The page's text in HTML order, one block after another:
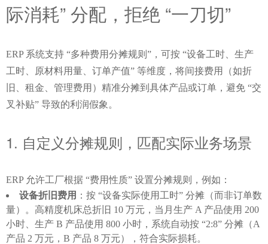
际消耗” 分配，拒绝 “一刀切”
ERP 系统支持 “多种费用分摊规则”，可按 “设备工时、生产
工时、原材料用量、订单产值” 等维度，将间接费用（如折
旧、租金、管理费用）精准分摊到具体产品或订单，避免 “交
叉补贴” 导致的利润假象。
1. 自定义分摊规则，匹配实际业务场景
ERP 允许工厂根据 “费用性质” 设置分摊规则，例如：
设备折旧费用 ：按 “设备实际使用工时” 分摊（而非订单数
量）。高精度机床总折旧 10 万元，当月生产 A 产品使用 200
小时、生产 B 产品使用 800 小时，系统自动按 “2:8” 分摊（A
产品 2 万元，B 产品 8 万元），符合实际损耗。